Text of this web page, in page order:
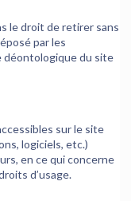
le droit de retirer sans
par les
déontologique du site
sur le site
logiciels, etc.)
en ce qui concerne
d’usage.